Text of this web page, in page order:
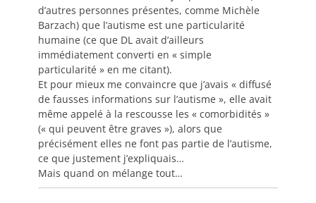
d’autres personnes présentes, comme Michèle
Barzach) que l’autisme est une particularité
humaine (ce que DL avait d’ailleurs
immédiatement converti en « simple
particularité » en me citant).
Et pour mieux me convaincre que j’avais « diffusé
de fausses informations sur l’autisme », elle avait
même appelé à la rescousse les « comorbidités »
(« qui peuvent être graves »), alors que
précisément elles ne font pas partie de l’autisme,
ce que justement j’expliquais…
Mais quand on mélange tout…